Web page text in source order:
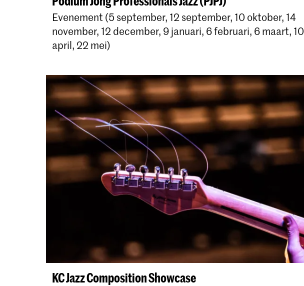
Evenement (5 september, 12 september, 10 oktober, 14
november, 12 december, 9 januari, 6 februari, 6 maart, 10
april, 22 mei)
KC Jazz Composition Showcase